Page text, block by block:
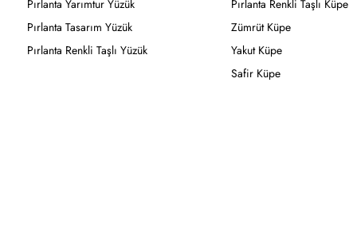
Pırlanta Yarımtur Yüzük
Pırlanta Tasarım Yüzük
Pırlanta Renkli Taşlı Yüzük
Pırlanta Renkli Taşlı Küpe
Zümrüt Küpe
Yakut Küpe
Safir Küpe